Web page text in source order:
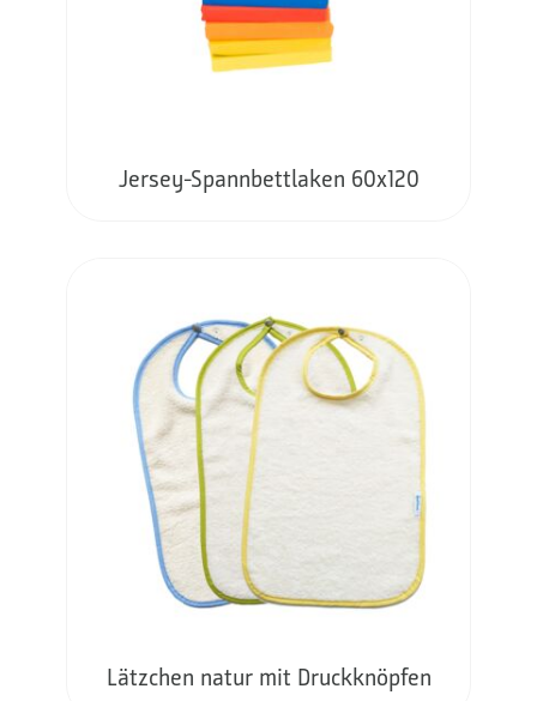
Jersey-Spannbettlaken 60x120
Lätzchen natur mit Druckknöpfen